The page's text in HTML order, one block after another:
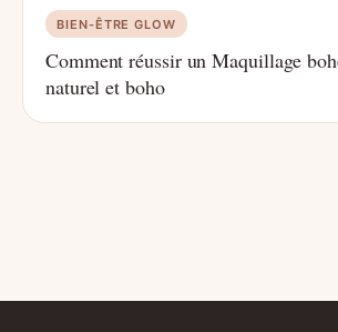
BIEN-ÊTRE GLOW
Comment réussir un Maquillage
naturel et boho